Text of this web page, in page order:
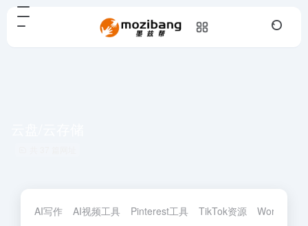
AI写作 AI视频工具 Pinterest工具 TikTok资源
Wordpress